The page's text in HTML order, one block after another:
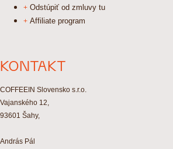
Odstúpiť od zmluvy tu
Affiliate program
KONTAKT
COFFEEIN Slovensko s.r.o.
Vajanského 12,
93601 Šahy,
András Pál